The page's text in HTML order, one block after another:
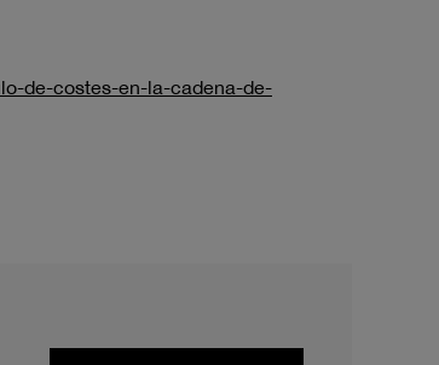
de-costes-en-la-cadena-de-